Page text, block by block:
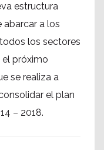
estructura
abarcar a los
los sectores
el próximo
se realiza a
el plan
– 2018.